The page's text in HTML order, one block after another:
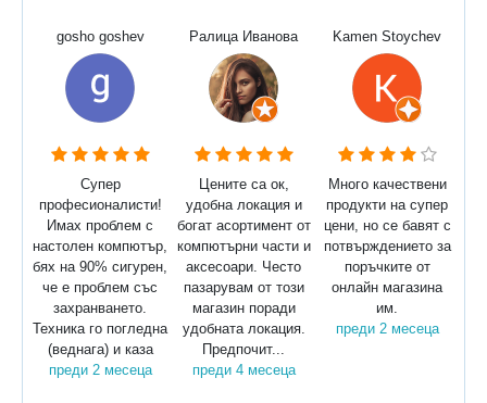
gosho goshev
Супер
професионалисти!
Имах проблем с
настолен компютър,
бях на 90% сигурен,
че е проблем със
захранването.
Техника го погледна
(веднага) и каза
преди 2 месеца
Ралица Иванова
Цените са ок,
удобна локация и
богат асортимент от
компютърни части и
аксесоари. Често
пазарувам от този
магазин поради
удобната локация.
Предпочит...
преди 4 месеца
Kamen Stoychev
Много качествени
продукти на супер
цени, но се бавят с
потвърждението за
поръчките от
онлайн магазина
им.
преди 2 месеца